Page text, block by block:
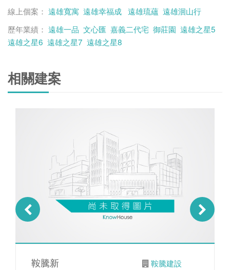
線上個案： 遠雄寬寓 遠雄幸福成 遠雄琉蘊 遠雄洄山行
歷年業績： 遠雄一品 文心匯 嘉義二代宅 御莊園 遠雄之星5
遠雄之星6 遠雄之星7 遠雄之星8
相關建案
鞍騰新
鞍騰建設